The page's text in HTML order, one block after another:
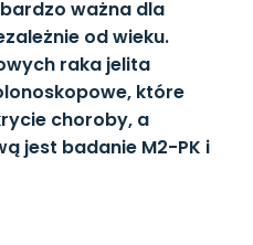
ważna dla
od wieku.
raka jelita
które
choroby, a
jest badanie M2-PK i